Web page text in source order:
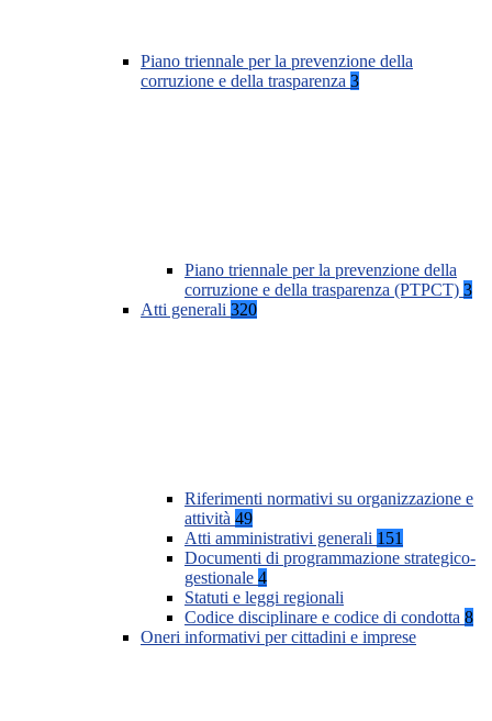
Piano triennale per la prevenzione della
corruzione e della trasparenza 3
Piano triennale per la prevenzione della
corruzione e della trasparenza (PTPCT) 3
Atti generali 320
Riferimenti normativi su organizzazione e
attività 49
Atti amministrativi generali 151
Documenti di programmazione strategico-
gestionale 4
Statuti e leggi regionali
Codice disciplinare e codice di condotta 8
Oneri informativi per cittadini e imprese